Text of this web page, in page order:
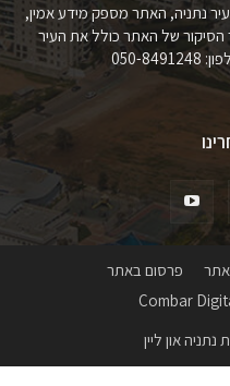
נתניה, האתר מספק מידע אמין,
הסיקור של האתר כולל את העיר
אתר
פרסום באתר
און ליין